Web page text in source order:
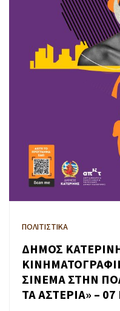
ΠΟΛΙΤΙΣΤΙΚΑ
ΔΗΜΟΣ
ΣΙΝΕΜΑ ΣΤΗΝ
ΤΑ ΑΣΤΕΡΙΑ» –